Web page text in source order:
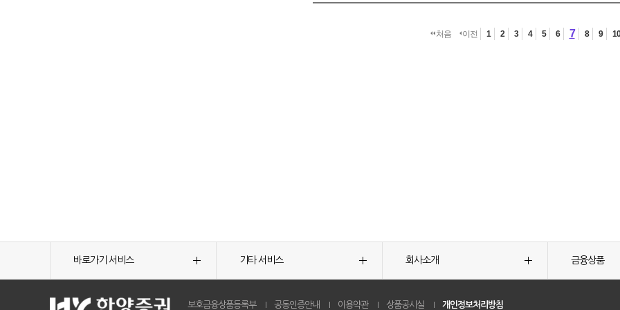
처음 이전 1 2 3 4 5 6 7 8 9 10
바로가기 서비스 기타 서비스 회사소개 금융상품
보호금융상품등록부 공동인증안내 이용약관 상품공시실 개인정보처리방침